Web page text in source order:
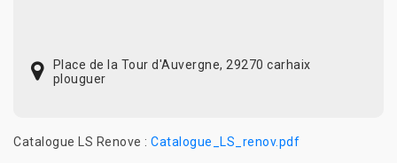
Place de la Tour d'Auvergne, 29270 carhaix
plouguer
Catalogue LS Renove : Catalogue_LS_renov.pdf